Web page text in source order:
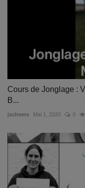
Cours de Jonglage :
B...
jscheers Mai 1, 2020 0